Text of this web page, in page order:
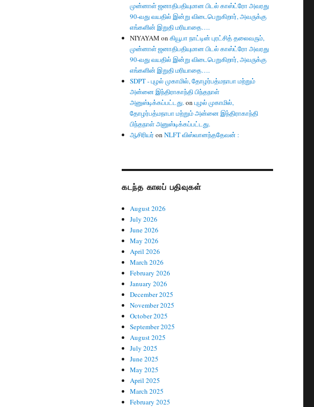
முன்னாள் ஜனாதிபதியுமான பிடல் காஸ்ட்ரோ அவரது
90-வது வயதில் இன்று விடைபெறுகிறார், அவருக்கு
எங்களின் இறுதி மரியாதை….
NIYAYAM onகியூபா நாட்டின் புரட்சித் தலைவரும்,
முன்னாள் ஜனாதிபதியுமான பிடல் காஸ்ட்ரோ அவரது
90-வது வயதில் இன்று விடைபெறுகிறார், அவருக்கு
எங்களின் இறுதி மரியாதை….
SDPT - புழல் முகாமில், தோழர்பத்மநாபா மற்றும்
அன்னை இந்திராகாந்தி பிந்தநாள்
அனுஸ்டிக்கப்பட்டது.onபுழல் முகாமில்,
தோழர்பத்மநாபா மற்றும் அன்னை இந்திராகாந்தி
பிந்தநாள் அனுஸ்டிக்கப்பட்டது.
ஆசிரியர் onNLFT விஸ்வானந்ததேவன் :
கடந்த காலப் பதிவுகள்
August 2026
July 2026
June 2026
May 2026
April 2026
March 2026
February 2026
January 2026
December 2025
November 2025
October 2025
September 2025
August 2025
July 2025
June 2025
May 2025
April 2025
March 2025
February 2025